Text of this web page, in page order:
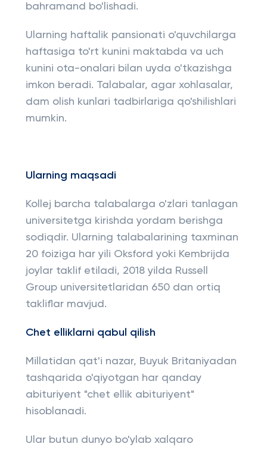
bahramand bo'lishadi.
Ularning haftalik pansionati o'quvchilarga
haftasiga to'rt kunini maktabda va uch
kunini ota-onalari bilan uyda o'tkazishga
imkon beradi. Talabalar, agar xohlasalar,
dam olish kunlari tadbirlariga qo'shilishlari
mumkin.
Ularning maqsadi
Kollej barcha talabalarga o'zlari tanlagan
universitetga kirishda yordam berishga
sodiqdir. Ularning talabalarining taxminan
20 foiziga har yili Oksford yoki Kembrijda
joylar taklif etiladi, 2018 yilda Russell
Group universitetlaridan 650 dan ortiq
takliflar mavjud.
Chet elliklarni qabul qilish
Millatidan qat'i nazar, Buyuk Britaniyadan
tashqarida o'qiyotgan har qanday
abituriyent "chet ellik abituriyent"
hisoblanadi.
Ular butun dunyo bo'ylab xalqaro